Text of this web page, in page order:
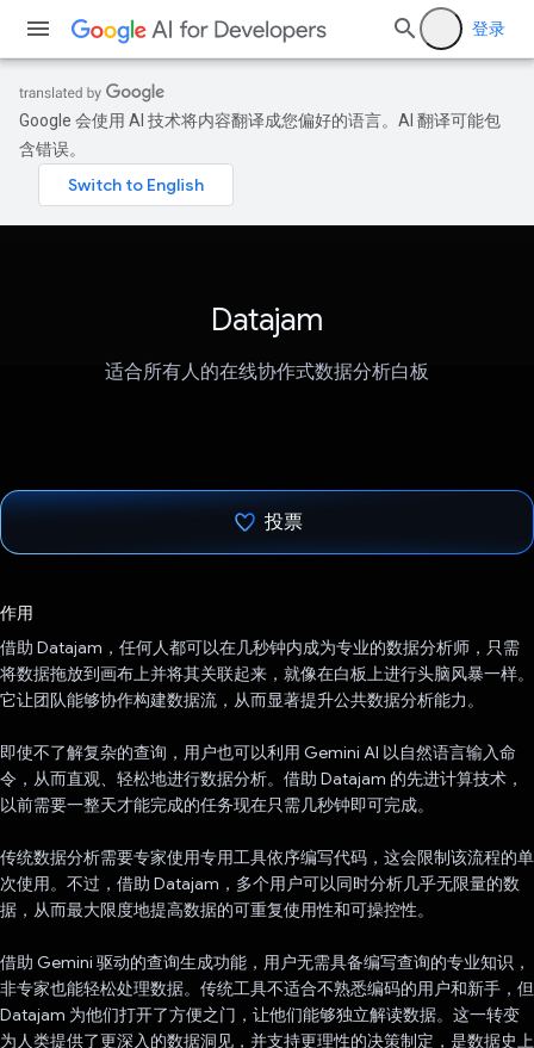
登录
Google 会使用 AI 技术将内容翻译成您偏好的语言。AI 翻译可能包
含错误。
Datajam
适合所有人的在线协作式数据分析白板
投票
作用
借助 Datajam，任何人都可以在几秒钟内成为专业的数据分析师，只需
将数据拖放到画布上并将其关联起来，就像在白板上进行头脑风暴一样。
它让团队能够协作构建数据流，从而显著提升公共数据分析能力。
即使不了解复杂的查询，用户也可以利用 Gemini AI 以自然语言输入命
令，从而直观、轻松地进行数据分析。借助 Datajam 的先进计算技术，
以前需要一整天才能完成的任务现在只需几秒钟即可完成。
传统数据分析需要专家使用专用工具依序编写代码，这会限制该流程的单
次使用。不过，借助 Datajam，多个用户可以同时分析几乎无限量的数
据，从而最大限度地提高数据的可重复使用性和可操控性。
借助 Gemini 驱动的查询生成功能，用户无需具备编写查询的专业知识，
非专家也能轻松处理数据。传统工具不适合不熟悉编码的用户和新手，但
Datajam 为他们打开了方便之门，让他们能够独立解读数据。这一转变
为人类提供了更深入的数据洞见，并支持更理性的决策制定，是数据史上